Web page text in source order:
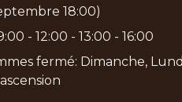
18:00)
- 12:00 - 13:00 - 16:00
fermé: Dimanche,